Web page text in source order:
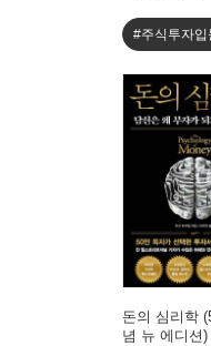
#주식투자입
돈의 심리학
념 뉴 에디션)